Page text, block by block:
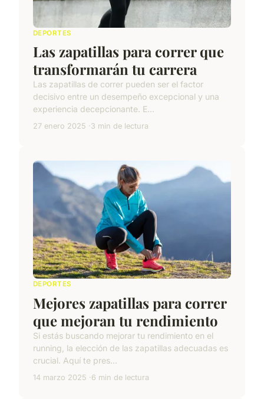
DEPORTES
Las zapatillas para correr que
transformarán tu carrera
Las zapatillas de correr pueden ser el factor
decisivo entre un desempeño excepcional y una
experiencia decepcionante. E...
27 enero 2025 3 min de lectura
DEPORTES
Mejores zapatillas para correr
que mejoran tu rendimiento
Si estás buscando mejorar tu rendimiento en el
running, la elección de las zapatillas adecuadas es
crucial. Aquí te pres...
14 marzo 2025 6 min de lectura